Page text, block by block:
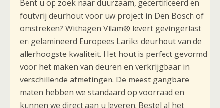
Bent u op zoek naar duurzaam, gecertificeerd en
foutvrij deurhout voor uw project in Den Bosch of
omstreken? Withagen Vilam® levert gevingerlast
en gelamineerd Europees Lariks deurhout van de
allerhoogste kwaliteit. Het hout is perfect gevormd
voor het maken van deuren en verkrijgbaar in
verschillende afmetingen. De meest gangbare
maten hebben we standaard op voorraad en
kunnen we direct aan u leveren. Bestel al het